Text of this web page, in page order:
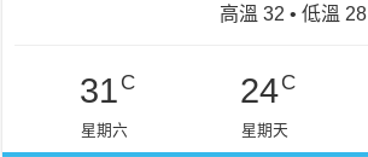
高溫 32 • 低溫 28
31 C
星期六
24C
星期天